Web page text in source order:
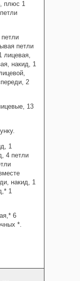
плюс 1
петли
лицевая,
накид, 1
2
13
1
4 петли
накид, 1
1
6
*.